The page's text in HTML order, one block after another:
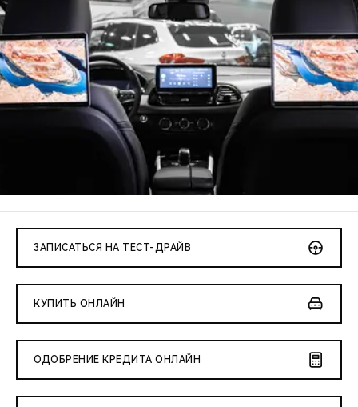
НОВИНКИ
CHERY CONNECT
БЛАГОТВОРИТЕЛЬНОСТЬ
CHERY REMOTE
ВИДЕООБЗОРЫ
CHERY ДЛЯ ДЕТЕЙ
ЗАПИСАТЬСЯ НА ТЕСТ-ДРАЙВ
КУПИТЬ ОНЛАЙН
ОДОБРЕНИЕ КРЕДИТА ОНЛАЙН